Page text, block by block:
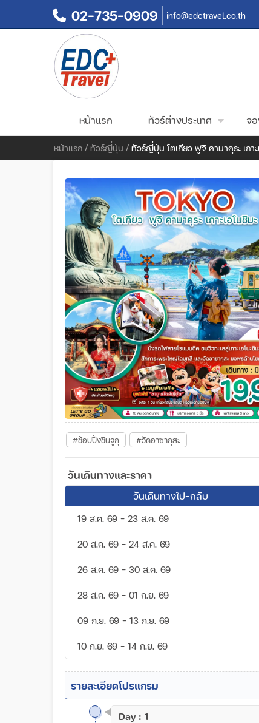
02-735-0909 info@edctravel.co.th
หน้าแรก ทัวร์ต่างประเทศ จ
หน้าแรก / ทัวร์ญี่ปุ่น / ทัวร์ญี่ปุ่น โตเกียว ฟูจิ คามาคุระ เกา
#ช้อปปิ้งชินจูกุ #วัดอาซากุสะ
วันเดินทางและราคา
วันเดินทางไป-กลับ
19 ส.ค. 69 - 23 ส.ค. 69
20 ส.ค. 69 - 24 ส.ค. 69
26 ส.ค. 69 - 30 ส.ค. 69
28 ส.ค. 69 - 01 ก.ย. 69
09 ก.ย. 69 - 13 ก.ย. 69
10 ก.ย. 69 - 14 ก.ย. 69
รายละเอียดโปรแกรม
Day : 1